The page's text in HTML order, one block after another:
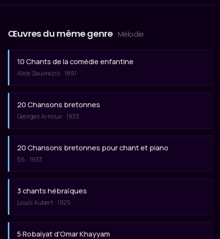
Œuvres du même genre · Mélodie
10 Chants de la comédie enfantine
Alice Sauvrezis · 1891
20 Chansons bretonnes
Georges Arnoux · 1933
20 Chansons bretonnes pour chant et piano
56 · 1933
3 chants hébraïques
Louis Aubert · 1925
5 Robaiyat d'Omar Khayyam